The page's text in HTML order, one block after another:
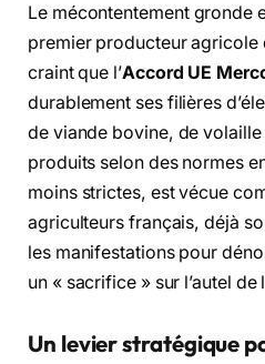
Le mécontentement gronde
premier producteur agricole
craint que l’Accord UE
durablement ses filières
de viande bovine, de volaille
produits selon des normes
moins strictes, est vécue
agriculteurs français, déjà
les manifestations pour
un « sacrifice » sur l’autel
Un levier stratégique